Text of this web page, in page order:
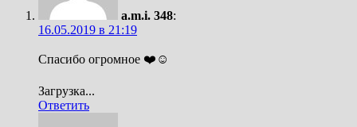
a.m.i. 348:
16.05.2019 в 21:19
Спасибо огромное ❤️☺️
Загрузка...
Ответить